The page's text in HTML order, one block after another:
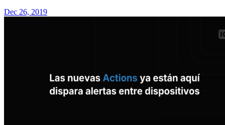
Dec 26, 2019